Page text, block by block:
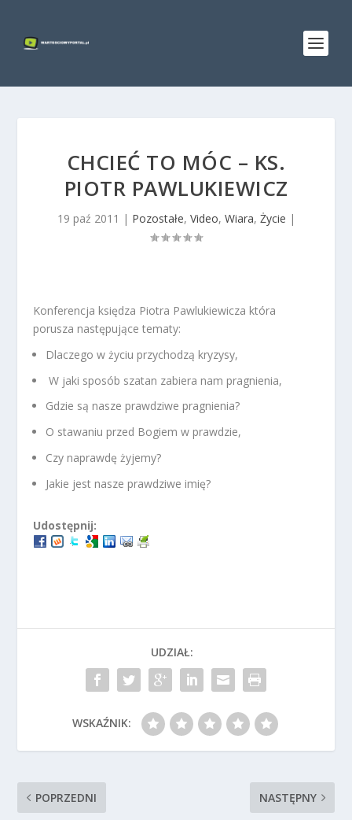
CHCIEĆ TO MÓC – KS.
PIOTR PAWLUKIEWICZ
19 paź 2011 | Pozostałe, Video, Wiara, Życie |
Konferencja księdza Piotra Pawlukiewicza która
porusza następujące tematy:
Dlaczego w życiu przychodzą kryzysy,
W jaki sposób szatan zabiera nam pragnienia,
Gdzie są nasze prawdziwe pragnienia?
O stawaniu przed Bogiem w prawdzie,
Czy naprawdę żyjemy?
Jakie jest nasze prawdziwe imię?
Udostępnij:
UDZIAŁ:
WSKAŹNIK:
POPRZEDNI NASTĘPNY